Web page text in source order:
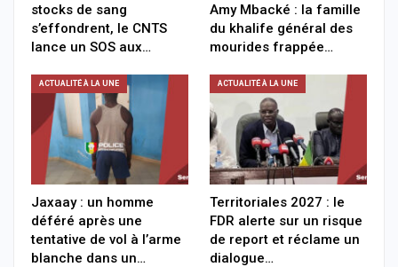
stocks de sang
s’effondrent, le CNTS
lance un SOS aux…
Amy Mbacké : la famille
du khalife général des
mourides frappée…
ACTUALITÉ À LA UNE
Jaxaay : un homme
déféré après une
tentative de vol à l’arme
blanche dans un…
ACTUALITÉ À LA UNE
Territoriales 2027 : le
FDR alerte sur un risque
de report et réclame un
dialogue…